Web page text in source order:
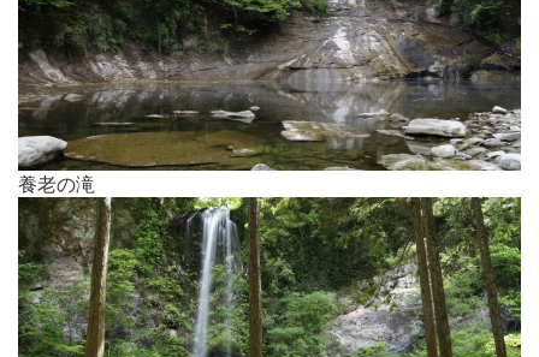
養老の滝